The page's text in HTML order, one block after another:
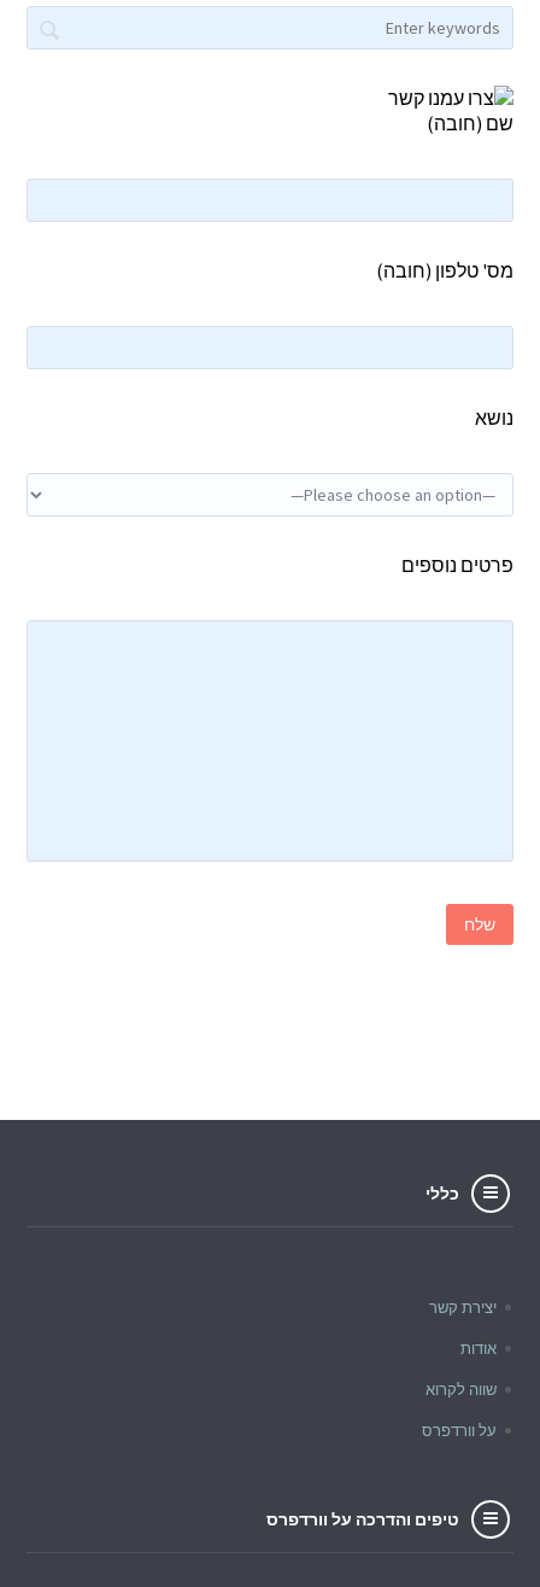
שם (חובה)
מס' טלפון (חובה)
נושא
פרטים נוספים
כללי
יצירת קשר
אודות
שווה לקרוא
על וורדפרס
טיפים והדרכה על וורדפרס